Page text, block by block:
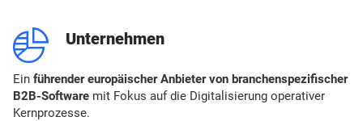
q Unternehmen
Ein führender europäischer Anbieter von branchenspezifischer
B2B-Software mit Fokus auf die Digitalisierung operativer
Kernprozesse.